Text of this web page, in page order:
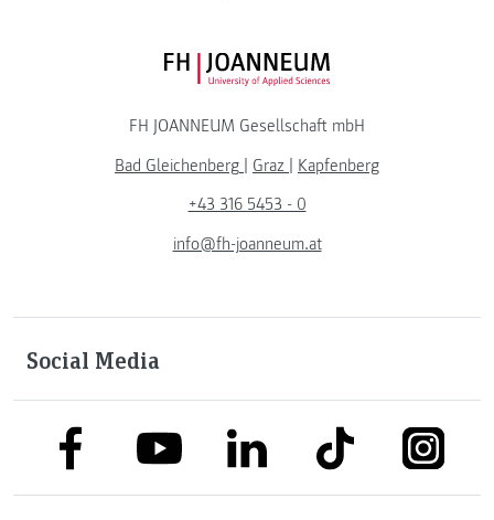
FH JOANNEUM Logo
FH JOANNEUM Gesellschaft mbH
Bad Gleichenberg | Graz | Kapfenberg
+43 316 5453 - 0
info@fh-joanneum.at
Social Media
link to facebooklink to youtubelink to linkedinlink to tiktok link to